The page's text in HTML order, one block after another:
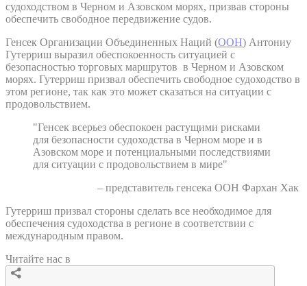
судоходством в Черном и Азовском морях, призвав стороны
обеспечить свободное передвижение судов.
Генсек Организации Объединенных Наций (ООН) Антониу
Гутерриш выразил обеспокоенность ситуацией с
безопасностью торговых маршрутов в Черном и Азовском
морях. Гутерриш призвал обеспечить свободное судоходство в
этом регионе, так как это может сказаться на ситуации с
продовольствием.
"Генсек всерьез обеспокоен растущими рисками
для безопасности судоходства в Черном море и в
Азовском море и потенциальными последствиями
для ситуации с продовольствием в мире"
– представитель генсека ООН Фархан Хак
Гутерриш призвал стороны сделать все необходимое для
обеспечения судоходства в регионе в соответствии с
международным правом.
Читайте нас в